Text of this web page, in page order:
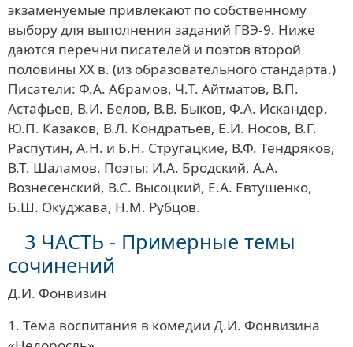
экзаменуемые привлекают по собственному
выбору для выполнения заданий ГВЭ-9. Ниже
даются перечни писателей и поэтов второй
половины ХХ в. (из образовательного стандарта.)
Писатели: Ф.А. Абрамов, Ч.Т. Айтматов, В.П.
Астафьев, В.И. Белов, В.В. Быков, Ф.А. Искандер,
Ю.П. Казаков, В.Л. Кондратьев, Е.И. Носов, В.Г.
Распутин, А.Н. и Б.Н. Стругацкие, В.Ф. Тендряков,
В.Т. Шаламов. Поэты: И.А. Бродский, А.А.
Вознесенский, В.С. Высоцкий, Е.А. Евтушенко,
Б.Ш. Окуджава, Н.М. Рубцов.
3 ЧАСТЬ - Примерные темы
сочинений
Д.И. Фонвизин
1. Тема воспитания в комедии Д.И. Фонвизина